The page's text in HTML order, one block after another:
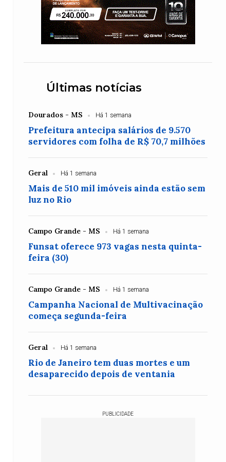
Últimas notícias
Dourados - MS Há 1 semana
Prefeitura antecipa salários de 9.570
servidores com folha de R$ 70,7 milhões
Geral Há 1 semana
Mais de 510 mil imóveis ainda estão sem
luz no Rio
Campo Grande - MS Há 1 semana
Funsat oferece 973 vagas nesta quinta-
feira (30)
Campo Grande - MS Há 1 semana
Campanha Nacional de Multivacinação
começa segunda-feira
Geral Há 1 semana
Rio de Janeiro tem duas mortes e um
desaparecido depois de ventania
PUBLICIDADE